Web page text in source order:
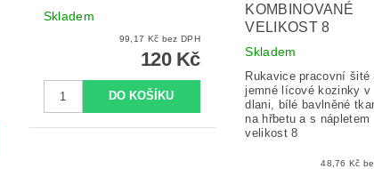
Skladem
99,17 Kč bez DPH
120 Kč
KOMBINOVANÉ
VELIKOST 8
Skladem
Rukavice pracovní šité
jemné lícové kozinky v
dlani, bílé bavlněné
na hřbetu a s nápletem
velikost 8